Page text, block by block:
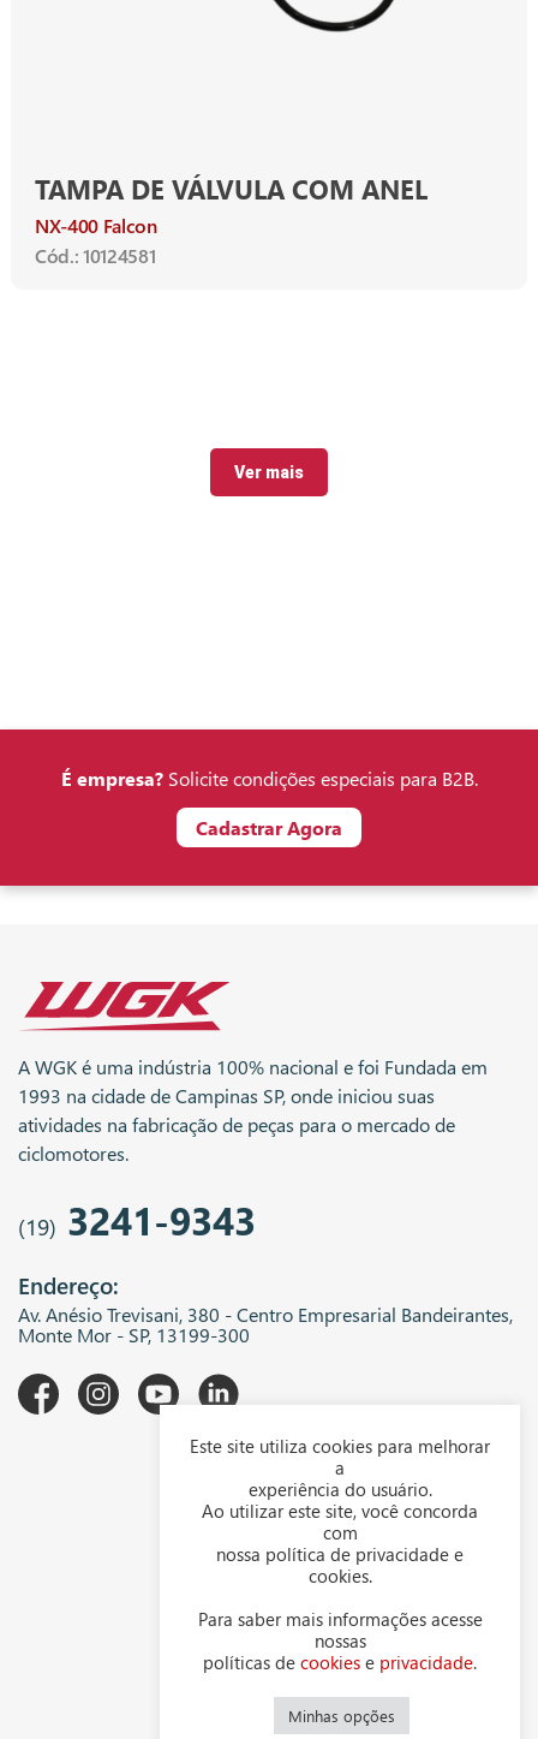
TAMPA DE VÁLVULA COM ANEL
NX-400 Falcon
Cód.: 10124581
Ver mais
É empresa?Solicite condições especiais para B2B.
Cadastrar Agora
A WGK é uma indústria 100% nacional e foi Fundada em
1993 na cidade de Campinas SP, onde iniciou suas
atividades na fabricação de peças para o mercado de
ciclomotores.
(19) 3241-9343
Endereço:
Av. Anésio Trevisani, 380 - Centro Empresarial Bandeirantes,
Monte Mor - SP, 13199-300
Downloads
Representantes
Política de privacidade
Política de cookies
Contato
Este site utiliza cookies para melhorar
a
experiência do usuário.
Ao utilizar este site, você concorda
com
nossa política de privacidade e
cookies.
Para saber mais informações acesse
nossas
políticas de cookies e privacidade.
Minhas opções